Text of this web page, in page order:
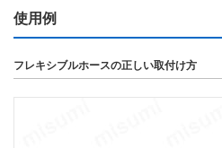
使用例
フレキシブルホースの正しい取付け方